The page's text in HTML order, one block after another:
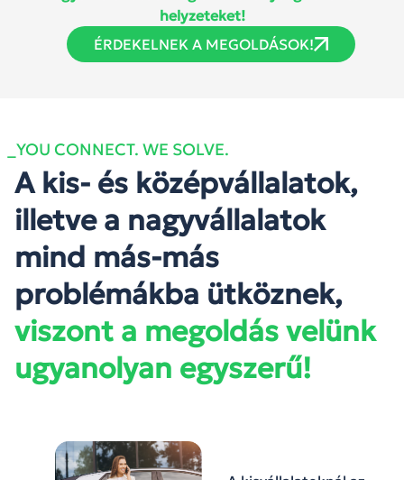
helyzeteket!
ÉRDEKELNEK A MEGOLDÁSOK!
_YOU CONNECT. WE SOLVE.
A kis- és középvállalatok,
illetve a nagyvállalatok
mind más-más
problémákba ütköznek,
viszont a megoldás velünk
ugyanolyan egyszerű!